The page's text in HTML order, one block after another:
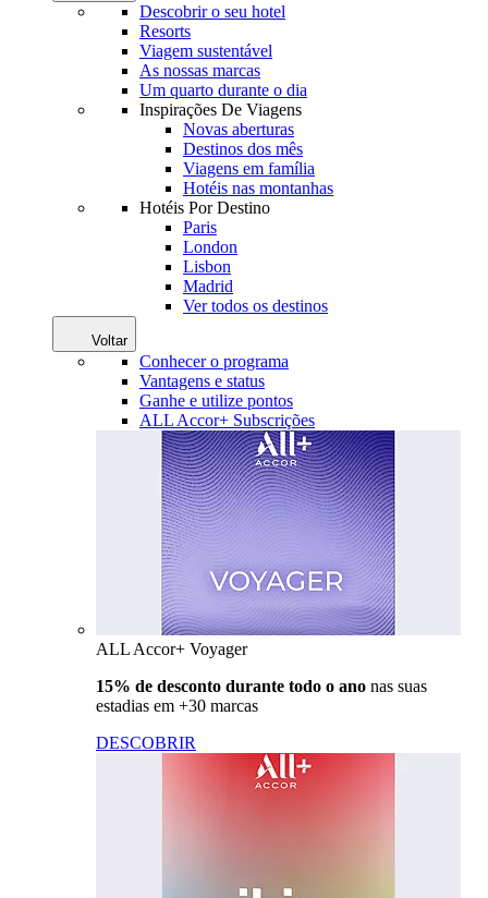
Descobrir o seu hotel
Resorts
Viagem sustentável
As nossas marcas
Um quarto durante o dia
Inspirações De Viagens
Novas aberturas
Destinos dos mês
Viagens em família
Hotéis nas montanhas
Hotéis Por Destino
Paris
London
Lisbon
Madrid
Ver todos os destinos
Voltar
Conhecer o programa
Vantagens e status
Ganhe e utilize pontos
ALL Accor+ Subscrições
ALL Accor+ Voyager
15% de desconto durante todo o ano nas suas
estadias em +30 marcas
DESCOBRIR